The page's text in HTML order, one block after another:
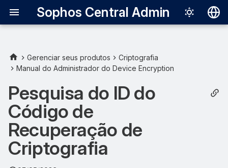
Sophos Central Admin
Acessar códigos de
Windows)
Acessar código de
recuperação (Macs)
Gerenciar seus produtos
Criptografia
Manual do Administrador do Device Encryption
Pesquisa do ID do
Código de
Recuperação de
Criptografia